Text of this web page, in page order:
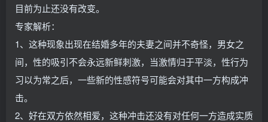
目前为止还没有改变。
专家解析：
1、这种现象出现在结婚多年的夫妻之间并不奇怪，男女之
间，性的吸引不会永远新鲜刺激，当激情归于平淡，性行为
习以为常之后，一些新的性感符号可能会对其中一方构成冲
击。
2、好在双方依然相爱，这种冲击还没有对任何一方造成实质